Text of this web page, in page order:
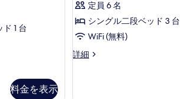
示
す
1 台
料金を表示
ー
ム
す
定員 6 名
シングル二段ベッド 3 台
WiFi (無料)
詳細
ダ